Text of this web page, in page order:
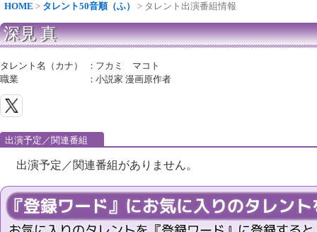
HOME > タレント50音順（ふ） > タレント出演番組情報
深見 真
タレント名（カナ） ： フカミ マコト
職業
：小説家 漫画原作者
出演予定／関連番組
出演予定／関連番組がありません。